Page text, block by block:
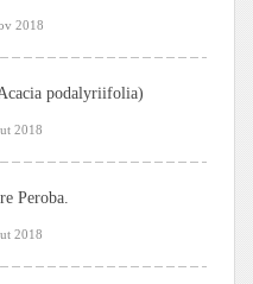
2018
podalyriifolia)
2018
Peroba.
2018